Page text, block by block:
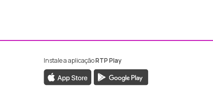
da RTP Madeira
da RTP Madeira
Instale a aplicaçãoRTP Play